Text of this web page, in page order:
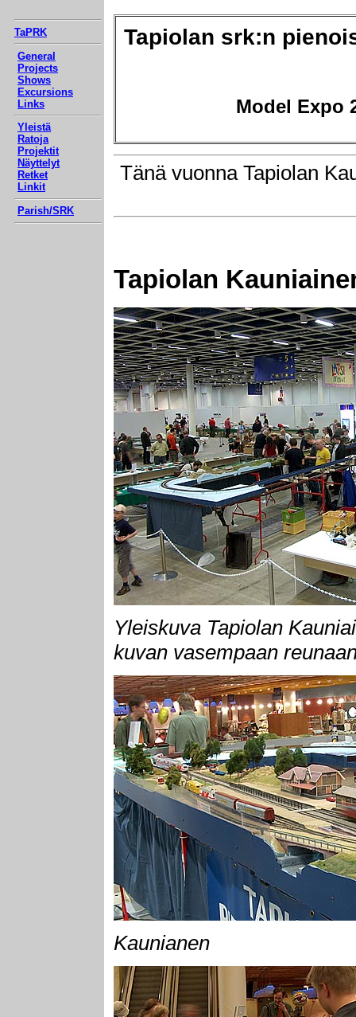
TaPRK
General
Projects
Shows
Excursions
Links
Yleistä
Ratoja
Projektit
Näyttelyt
Retket
Linkit
Parish/SRK
Tapiolan srk:n
Model Expo
Tänä vuonna Tapiolan
Tapiolan
Yleiskuva Tapiolan
kuvan vasempaan
Kaunianen